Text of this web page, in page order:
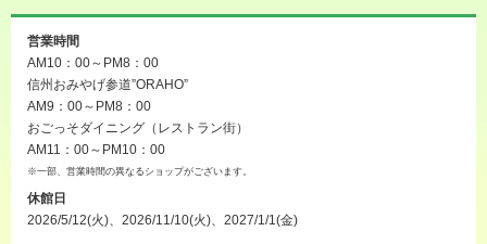
営業時間
AM10：00～PM8：00
信州おみやげ参道”ORAHO”
AM9：00～PM8：00
おごっそダイニング（レストラン街）
AM11：00～PM10：00
※一部、営業時間の異なるショップがございます。
休館日
2026/5/12(火)、2026/11/10(火)、2027/1/1(金)